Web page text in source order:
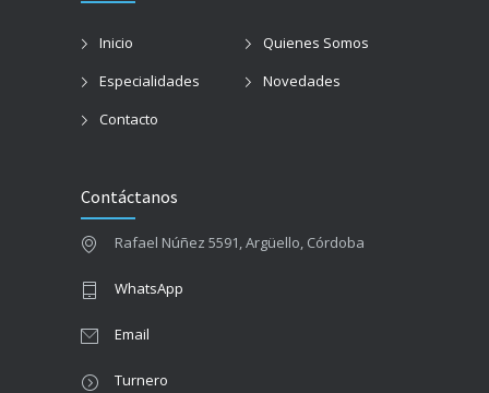
Inicio
Quienes Somos
Especialidades
Novedades
Contacto
Contáctanos
Rafael Núñez 5591, Argüello, Córdoba
WhatsApp
Email
Turnero